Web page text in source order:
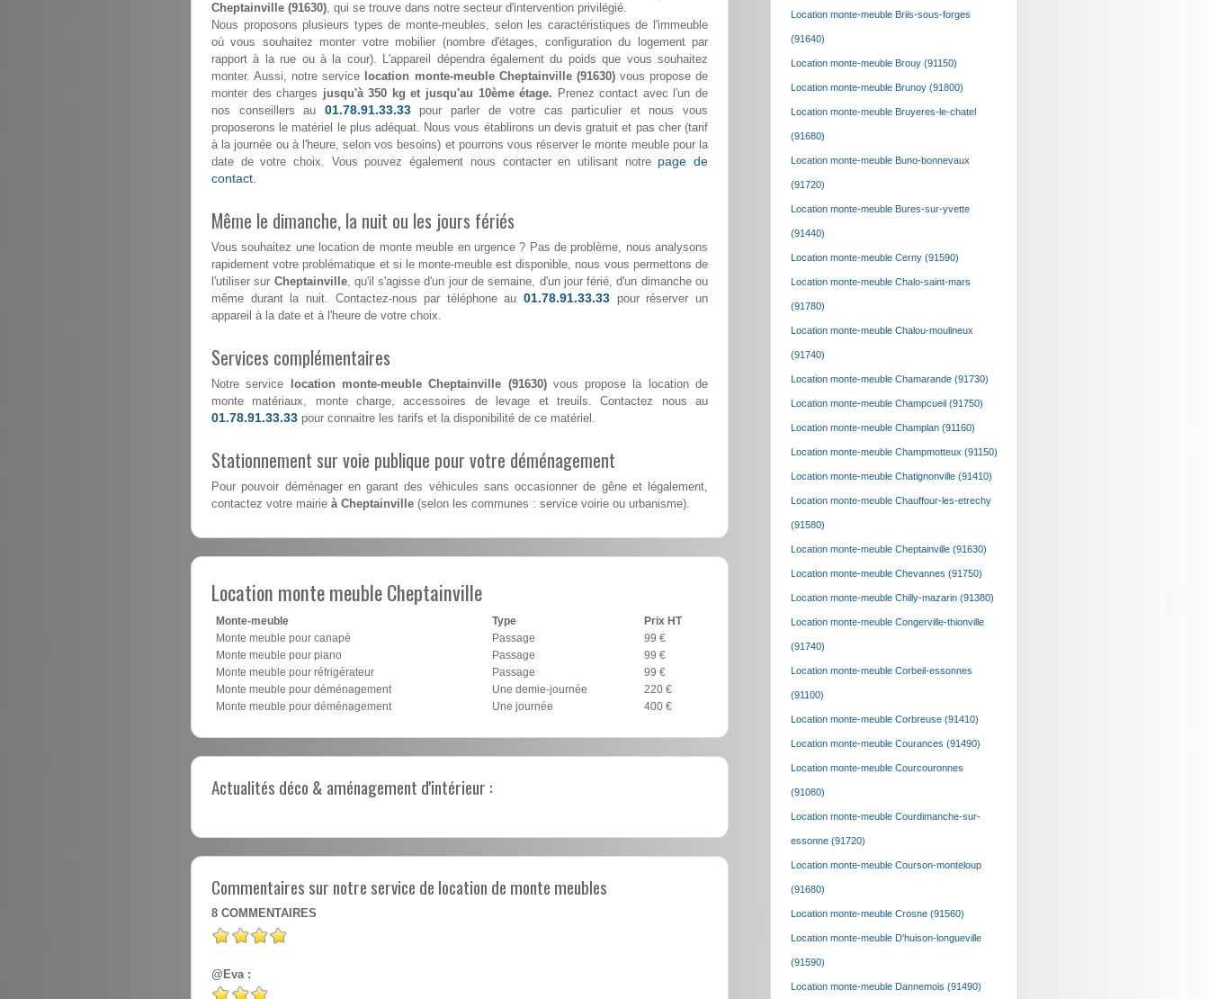
Cheptainville (91630), qui se trouve dans notre secteur d'intervention privilégié.
Nous proposons plusieurs types de monte-meubles, selon les caractéristiques de l'immeuble
où vous souhaitez monter votre mobilier (nombre d'étages, configuration du logement par
rapport à la rue ou à la cour). L'appareil dépendra également du poids que vous souhaitez
monter. Aussi, notre service location monte-meuble Cheptainville (91630)vous propose de
monter des charges jusqu'à 350 kg et jusqu'au 10ème étage. Prenez contact avec l'un de
nos conseillers au 01.78.91.33.33pour parler de votre cas particulier et nous vous
proposerons le matériel le plus adéquat. Nous vous établirons un devis gratuit et pas cher (tarif
à la journée ou à l'heure, selon vos besoins) et pourrons vous réserver le monte meuble pour la
date de votre choix. Vous pouvez également nous contacter en utilisant notre page de
contact.
Même le dimanche, la nuit ou les jours fériés
Vous souhaitez une location de monte meuble en urgence ? Pas de problème, nous analysons
rapidement votre problématique et si le monte-meuble est disponible, nous vous permettons de
l'utiliser sur Cheptainville, qu'il s'agisse d'un jour de semaine, d'un jour férié, d'un dimanche ou
même durant la nuit. Contactez-nous par téléphone au01.78.91.33.33 pour réserver un
appareil à la date et à l'heure de votre choix.
Services complémentaires
Notre service location monte-meuble Cheptainville (91630)vous propose la location de
monte matériaux, monte charge, accessoires de levage et treuils. Contactez nous au
01.78.91.33.33 pour connaitre les tarifs et la disponibilité de ce matériel.
Stationnement sur voie publique pour votre déménagement
Pour pouvoir déménager en garant des véhicules sans occasionner de gêne et légalement,
contactez votre mairie à Cheptainville (selon les communes : service voirie ou urbanisme).
Location monte meuble Cheptainville
Monte-meuble Type
Prix HT
Monte meuble pour canapé
Passage
99 €
Monte meuble pour piano
Passage
99 €
Monte meuble pour réfrigérateur
Passage
99 €
Monte meuble pour déménagement
Une demie-journée
220 €
Monte meuble pour déménagement
Une journée 400 €
Actualités déco & aménagement d'intérieur :
Commentaires sur notre service de location de monte meubles
8 COMMENTAIRES
@Eva :
Location monte-meuble Briis-sous-forges
(91640)
Location monte-meuble Brouy (91150)
Location monte-meuble Brunoy (91800)
Location monte-meuble Bruyeres-le-chatel
(91680)
Location monte-meuble Buno-bonnevaux
(91720)
Location monte-meuble Bures-sur-yvette
(91440)
Location monte-meuble Cerny (91590)
Location monte-meuble Chalo-saint-mars
(91780)
Location monte-meuble Chalou-moulineux
(91740)
Location monte-meuble Chamarande (91730)
Location monte-meuble Champcueil (91750)
Location monte-meuble Champlan (91160)
Location monte-meuble Champmotteux (91150)
Location monte-meuble Chatignonville (91410)
Location monte-meuble Chauffour-les-etrechy
(91580)
Location monte-meuble Cheptainville (91630)
Location monte-meuble Chevannes (91750)
Location monte-meuble Chilly-mazarin (91380)
Location monte-meuble Congerville-thionville
(91740)
Location monte-meuble Corbeil-essonnes
(91100)
Location monte-meuble Corbreuse (91410)
Location monte-meuble Courances (91490)
Location monte-meuble Courcouronnes
(91080)
Location monte-meuble Courdimanche-sur-
essonne (91720)
Location monte-meuble Courson-monteloup
(91680)
Location monte-meuble Crosne (91560)
Location monte-meuble D'huison-longueville
(91590)
Location monte-meuble Dannemois (91490)